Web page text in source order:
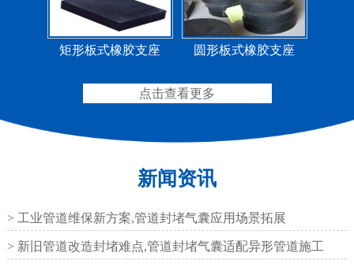
矩形板式橡胶支座 圆形板式橡胶支座
圆形四氟板橡胶支座
矩形四氟板滑动橡胶支
点击查看更多
新闻资讯
> 工业管道维保新方案,管道封堵气囊应用场景拓展
> 新旧管道改造封堵难点,管道封堵气囊适配异形管道施工